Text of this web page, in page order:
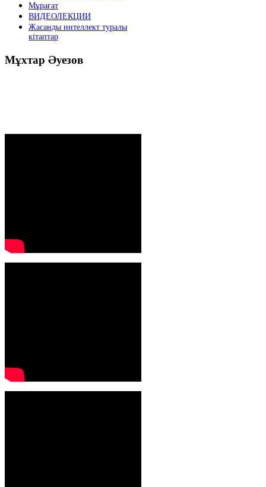
Мұрағат
ВИДЕОЛЕКЦИИ
Жасанды интеллект туралы
кітаптар
Мұхтар Әуезов